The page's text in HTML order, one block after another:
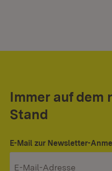
Immer auf dem
Stand
E-Mail zur Newsletter-